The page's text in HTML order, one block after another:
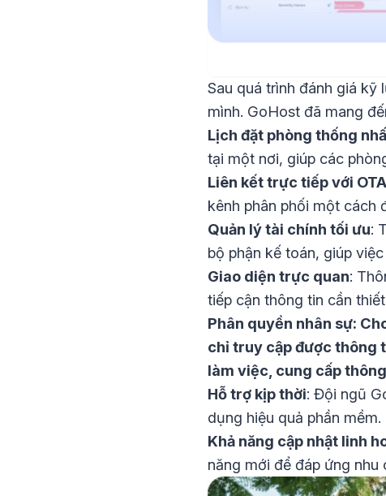
Sau quá trình đánh giá
mình. GoHost đã mang
Lịch đặt phòng thống
tại một nơi, giúp các
Liên kết trực tiếp với OTA
kênh phân phối một cách
Quản lý tài chính tối ưu:
bộ phận kế toán, giúp
Giao diện trực quan:
tiếp cận thông tin cần
Phân quyền nhân sự:
chỉ truy cập được thông
làm việc, cung cấp
Hỗ trợ kịp thời: Đội ngũ
dụng hiệu quả phần mềm.
Khả năng cập nhật linh
năng mới để đáp ứng nhu